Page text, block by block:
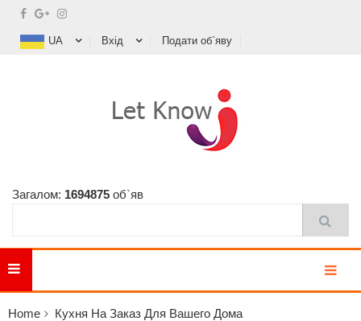
UA Вхід Подати об`яву
Загалом: 1694875 об`яв
Home Кухня На Заказ Для Вашего Дома